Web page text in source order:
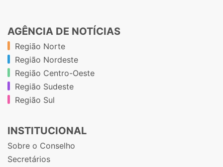
AGÊNCIA DE NOTÍCIAS
Região Norte
Região Nordeste
Região Centro-Oeste
Região Sudeste
Região Sul
INSTITUCIONAL
Sobre o Conselho
Secretários